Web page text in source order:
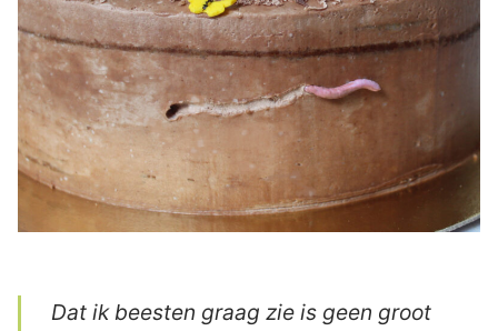
Dat ik beesten graag zie is geen groot